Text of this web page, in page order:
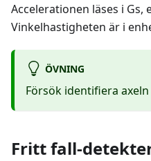
Accelerationen läses i Gs,
Vinkelhastigheten är i
ÖVNING
Försök identifiera
Fritt fall-